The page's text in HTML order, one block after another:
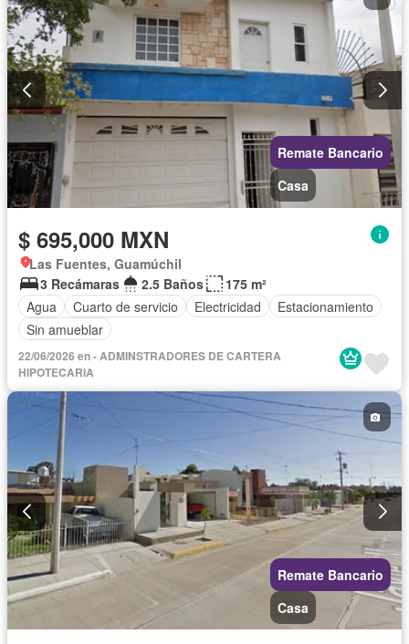
Remate Bancario
Casa
$ 695,000 MXN
Las Fuentes, Guamúchil
3 Recámaras
2.5 Baños
175 m²
Agua
Cuarto de servicio Electricidad
Estacionamiento
Sin amueblar
22/06/2026 en - ADMINSTRADORES DE CARTERA
HIPOTECARIA
Remate Bancario
Casa